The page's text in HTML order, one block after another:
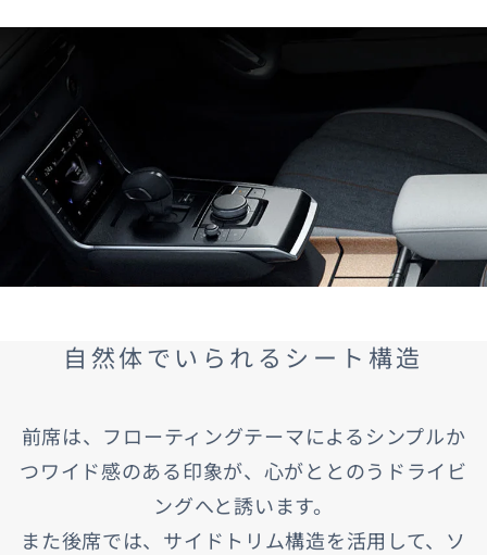
自然体でいられるシート構造
前席は、フローティングテーマによるシンプルか
つワイド感のある印象が、心がととのうドライビ
ングへと誘います。
また後席では、サイドトリム構造を活用して、ソ